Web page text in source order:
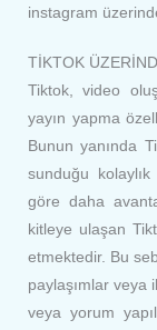
instagram
TİKTOK
Tiktok, video
yayın yapma
Bunun yanında
sunduğu
göre daha
kitleye ulaşan
etmektedir. Bu
paylaşımlar veya
veya yorum